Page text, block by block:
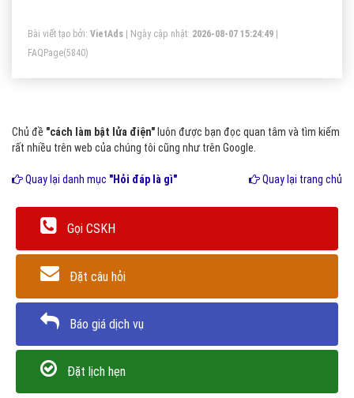
lỏng có thể cháy được làm nguồn nhiên liệu. Loại dùng xăng
gọi là bật lửa xăng, loại dùng butan được gọi là bật lửa gas.
Bài viết tạo bởi: VietAds | Ngày cập nhật: 2026-08-07 15:24:49
FAQPage(5840)
Chủ đề "cách làm bật lửa điện" luôn được bạn đọc quan tâm và tìm kiếm
rất nhiều trên web của chúng tôi cũng như trên Google.
Quay lại danh mục "Hỏi đáp là gì" Quay lại trang chủ
Gọi CSKH
Đặt câu hỏi
Báo giá dịch vụ
Đặt lịch hẹn